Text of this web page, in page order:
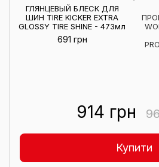
ГЛЯНЦЕВЫЙ БЛЕСК ДЛЯ
ШИН TIRE KICKER EXTRA
GLOSSY TIRE SHINE - 473мл
691 грн
914 грн
Купити